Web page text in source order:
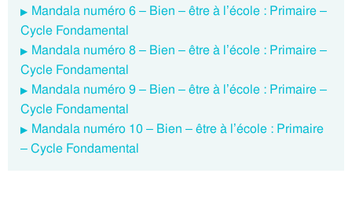
Mandala numéro 6 – Bien – être à l’école : Primaire –
Cycle Fondamental
Mandala numéro 8 – Bien – être à l’école : Primaire –
Cycle Fondamental
Mandala numéro 9 – Bien – être à l’école : Primaire –
Cycle Fondamental
Mandala numéro 10 – Bien – être à l’école : Primaire
– Cycle Fondamental